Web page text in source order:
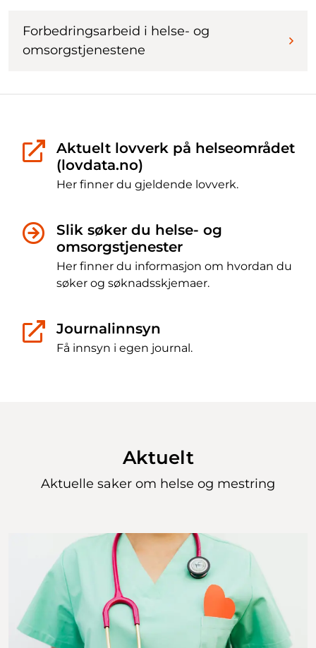
Forbedringsarbeid i helse- og
omsorgstjenestene
Aktuelt lovverk på helseområdet
(lovdata.no)
Her finner du gjeldende lovverk.
Slik søker du helse- og
omsorgstjenester
Her finner du informasjon om hvordan du
søker og søknadsskjemaer.
Journalinnsyn
Få innsyn i egen journal.
Aktuelt
Aktuelle saker om helse og mestring